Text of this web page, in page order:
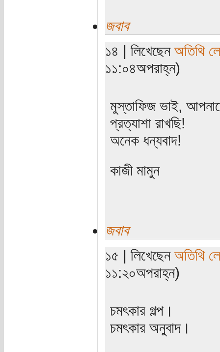
জবাব
১৪ | লিখেছেন অতিথি
১১:০৪অপরাহ্ন)
মুস্তাফিজ ভাই,
প্রত্যাশা রাখছি!
অনেক ধন্যবাদ!
কাজী মামুন
জবাব
১৫ | লিখেছেন অতিথি
১১:২০অপরাহ্ন)
চমৎকার গল্প।
চমৎকার অনুবাদ।